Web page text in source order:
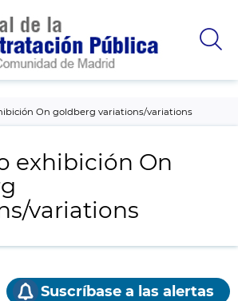
On goldberg variations/variations
exhibición On
variations
Suscríbase a las alertas